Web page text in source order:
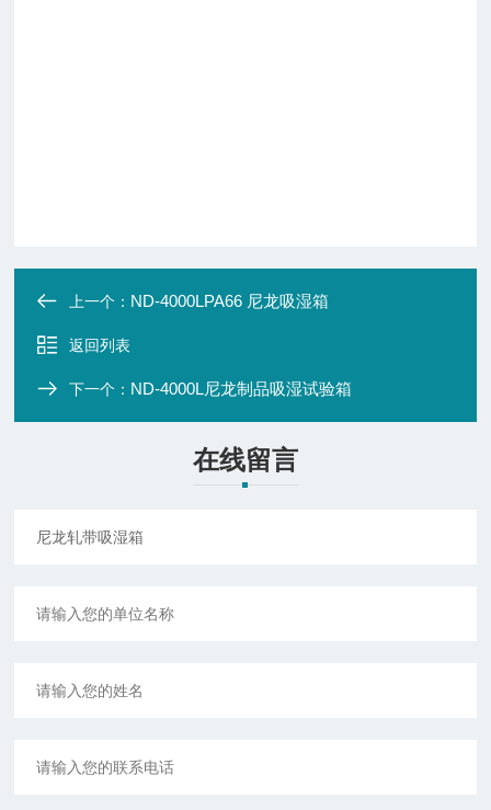
上一个： ND-4000LPA66 尼龙吸湿箱
返回列表
下一个： ND-4000L尼龙制品吸湿试验箱
在线留言